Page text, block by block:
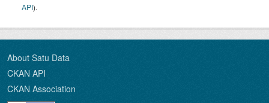
API).
About Satu Data
CKAN API
CKAN Association